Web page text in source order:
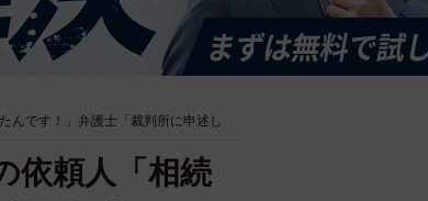
んです！」弁護士「裁判所に申述し
依頼人「相続